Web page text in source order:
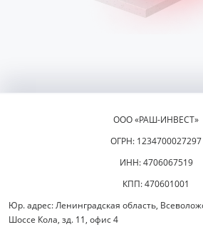
ООО «РАШ-ИНВЕСТ»
ОГРН: 1234700027297
ИНН: 4706067519
КПП: 470601001
Юр. адрес: Ленинградская область,
Шоссе Кола, зд. 11, офис 4